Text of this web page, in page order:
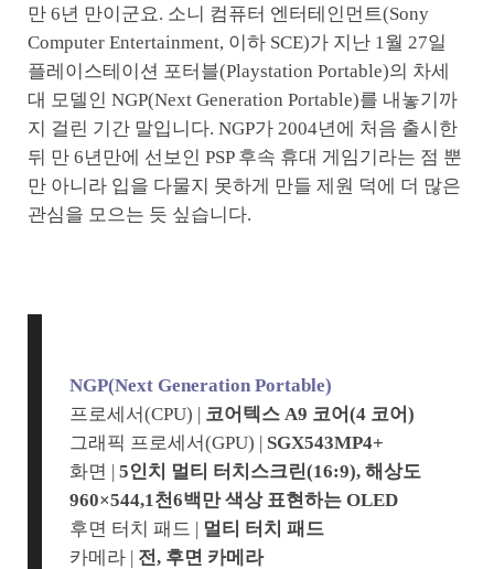
만 6년 만이군요. 소니 컴퓨터 엔터테인먼트(Sony
Computer Entertainment, 이하 SCE)가 지난 1월 27일
플레이스테이션 포터블(Playstation Portable)의 차세
대 모델인 NGP(Next Generation Portable)를 내놓기까
지 걸린 기간 말입니다. NGP가 2004년에 처음 출시한
뒤 만 6년만에 선보인 PSP 후속 휴대 게임기라는 점 뿐
만 아니라 입을 다물지 못하게 만들 제원 덕에 더 많은
관심을 모으는 듯 싶습니다.
NGP(Next Generation Portable)
프로세서(CPU) | 코어텍스 A9 코어(4 코어)
그래픽 프로세서(GPU) | SGX543MP4+
화면 |5인치 멀티 터치스크린(16:9), 해상도
960×544,1천6백만 색상 표현하는 OLED
후면 터치 패드 | 멀티 터치 패드
카메라 | 전, 후면 카메라